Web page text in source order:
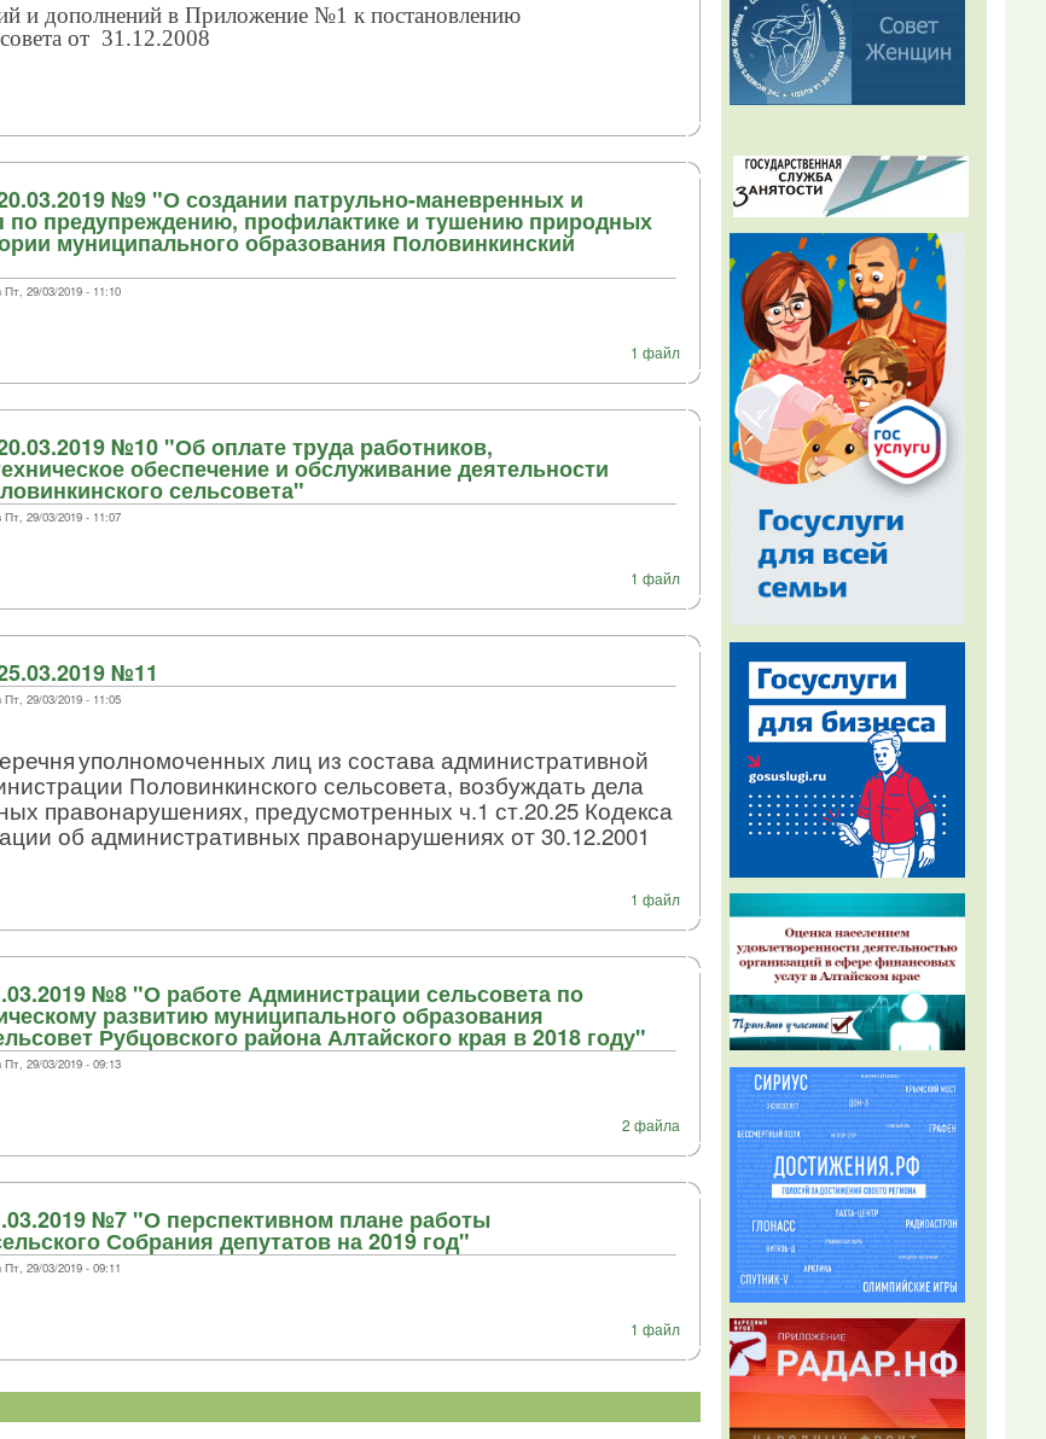
и дополнений в Приложение №1 к постановлению
от 31.12.2008
№9 "О создании патрульно-маневренных и
по предупреждению, профилактике и тушению природных
муниципального образования Половинкинский
29/03/2019 - 11:10
1 файл
№10 "Об оплате труда работников,
обеспечение и обслуживание деятельности
сельсовета"
29/03/2019 - 11:07
1 файл
№11
29/03/2019 - 11:05
уполномоченных лиц из состава административной
Половинкинского сельсовета, возбуждать дела
правонарушениях, предусмотренных ч.1 ст.20.25 Кодекса
об административных правонарушениях от 30.12.2001
1 файл
№8 "О работе Администрации сельсовета по
развитию муниципального образования
Рубцовского района Алтайского края в 2018 году"
29/03/2019 - 09:13
2 файла
№7 "О перспективном плане работы
Собрания депутатов на 2019 год"
29/03/2019 - 09:11
1 файл